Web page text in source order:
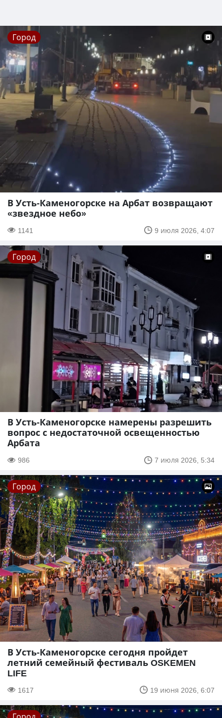
Город
В Усть-Каменогорске на Арбат возвращают
«звездное небо»
1141 9 июля 2026, 4:07
Город
В Усть-Каменогорске намерены разрешить
вопрос с недостаточной освещенностью
Арбата
986 7 июля 2026, 5:34
Город
В Усть-Каменогорске сегодня пройдет
летний семейный фестиваль OSKEMEN
LIFE
1617 19 июня 2026, 6:07